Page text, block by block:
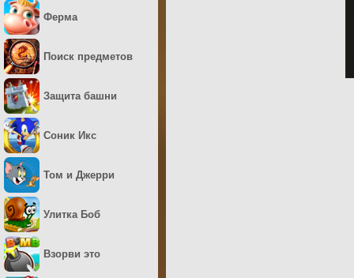
Ферма
Поиск предметов
Защита башни
Соник Икс
Том и Джерри
Улитка Боб
Взорви это